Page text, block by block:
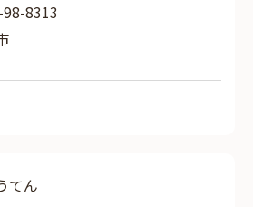
8313
てん